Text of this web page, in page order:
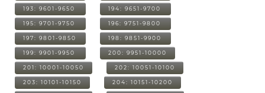
193: 9601-9650 194: 9651-9700
195: 9701-9750 196: 9751-9800
197: 9801-9850 198: 9851-9900
199: 9901-9950 200: 9951-10000
201: 10001-10050 202: 10051-10100
203: 10101-10150 204: 10151-10200